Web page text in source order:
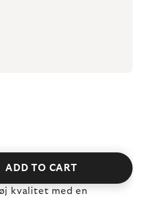
ADD TO CART
kvalitet med en